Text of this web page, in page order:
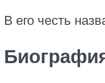
В его честь